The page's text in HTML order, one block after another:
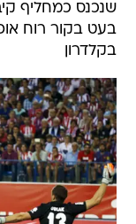
שנכנס כמחליף
בעט בקור רוח
בקלדרון